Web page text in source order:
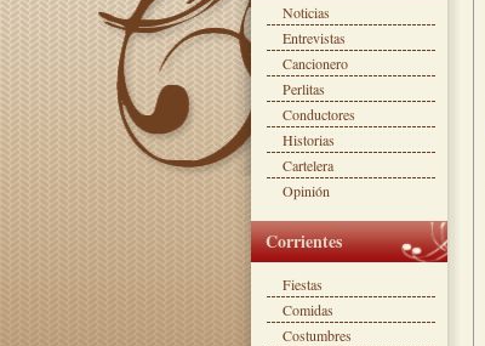
Noticias
Entrevistas
Cancionero
Perlitas
Conductores
Historias
Cartelera
Opinión
Corrientes
Fiestas
Comidas
Costumbres